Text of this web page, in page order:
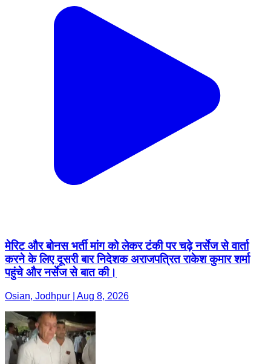
मेरिट और बोनस भर्ती मांग को लेकर टंकी पर चढ़े नर्सेज से वार्ता
करने के लिए दूसरी बार निदेशक अराजपत्रित राकेश कुमार शर्मा
पहुंचे और नर्सेज से बात की।
Osian, Jodhpur | Aug 8, 2026